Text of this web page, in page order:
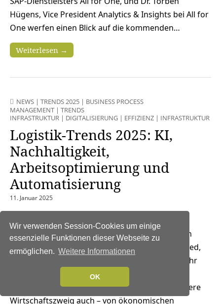
Wir verwenden Session-Cookies um einige
essenzielle Funktionen dieser Webseite zu
ermöglichen. Weitere Informationen
OK
Hügens, Vice President Analytics & Insights bei All for
One werfen einen Blick auf die kommenden…
Weiterlesen →
NEWS | TRENDS 2025 | BUSINESS PROCESS
MANAGEMENT | TRENDS
INFRASTRUKTUR | DIGITALISIERUNG | EFFIZIENZ | INFRASTRUKTUR
Logistik-Trends 2025: KI,
Nachhaltigkeit,
Arbeitsoptimierung und
Automatisierung
11. Januar 2025
Der Blick nach vorne ist
gleichzeitig ein Blick zurück auf die vergangenen
zwölf Monate – mit dem signifikanten Unterschied,
dass die Herausforderungen und Chancen im Jahr
2025 noch zunehmen werden. Die Logistik- und
Distributionsbranche ist – wie nahezu jeder andere
Wirtschaftszweig auch – von ökonomischen